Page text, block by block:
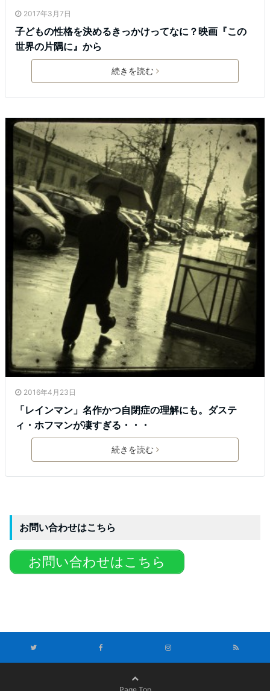
2017年3月7日
子どもの性格を決めるきっかけってなに？映画『この
世界の片隅に』から
続きを読む
2016年4月23日
「レインマン」名作かつ自閉症の理解にも。ダステ
ィ・ホフマンが凄すぎる・・・
続きを読む
お問い合わせはこちら
お問い合わせはこちら